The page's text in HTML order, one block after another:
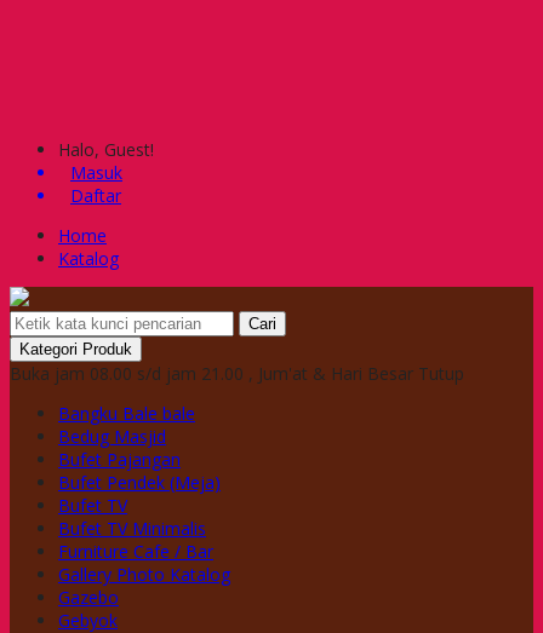
Halo, Guest!
Masuk
Daftar
Home
Katalog
Cari
Kategori Produk
Buka jam 08.00 s/d jam 21.00 , Jum'at & Hari Besar Tutup
Bangku Bale bale
Bedug Masjid
Bufet Pajangan
Bufet Pendek (Meja)
Bufet TV
Bufet TV Minimalis
Furniture Cafe / Bar
Gallery Photo Katalog
Gazebo
Gebyok